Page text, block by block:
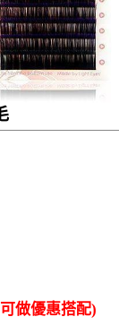
做優惠搭配)